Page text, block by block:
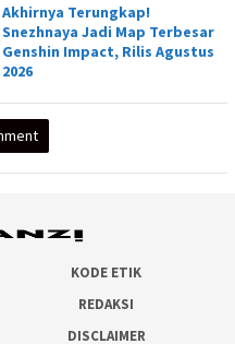
Akhirnya Terungkap!
Snezhnaya Jadi Map Terbesar
Genshin Impact, Rilis Agustus
2026
KODE ETIK
REDAKSI
DISCLAIMER